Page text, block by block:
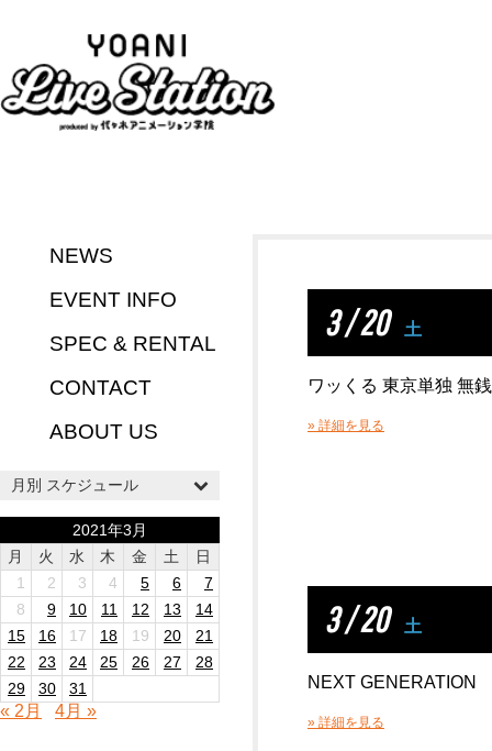
NEWS
EVENT INFO
SPEC & RENTAL
CONTACT
ABOUT US
月別 スケジュール
2021年3月
月
火 水 木 金 土
日
1
2 3 4 5 6
7
8
9 10 11 12 13
14
15
16 17 18 19 20
21
22
23 24 25 26 27
28
29
30 31
« 2月 4月 »
3 / 20 土
ワッくる 東京単独 無
» 詳細を見る
3 / 20 土
NEXT GENERATION
» 詳細を見る